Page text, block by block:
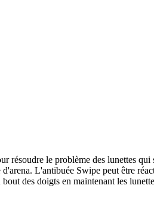
résoudre le problème des lunettes qui
L'antibuée Swipe peut être
des doigts en maintenant les